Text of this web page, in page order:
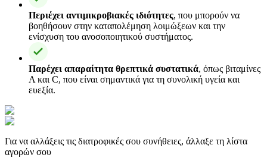
Περιέχει αντιμικροβιακές ιδιότητες, που μπορούν να
βοηθήσουν στην καταπολέμηση λοιμώξεων και την
ενίσχυση του ανοσοποιητικού συστήματος.
Παρέχει απαραίτητα θρεπτικά συστατικά, όπως βιταμίνες
Α και C, που είναι σημαντικά για τη συνολική υγεία και
ευεξία.
Για να αλλάξεις τις διατροφικές σου συνήθειες, άλλαξε τη λίστα
αγορών σου